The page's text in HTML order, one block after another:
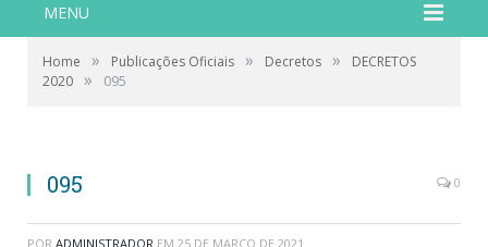
MENU
Home » Publicações Oficiais » Decretos »
DECRETOS
2020 » 095
095 0
POR ADMINISTRADOR EM 25 DE MARÇO DE 2021